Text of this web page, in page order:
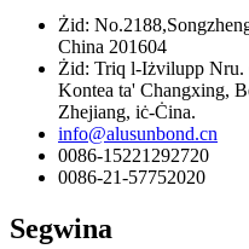
Żid:
China 201604
Żid: Triq l-Iżvilupp Nru.
Kontea ta' Changxing,
Zhejiang, iċ-Ċina.
info@alusunbond.cn
0086-15221292720
0086-21-57752020
Segwina